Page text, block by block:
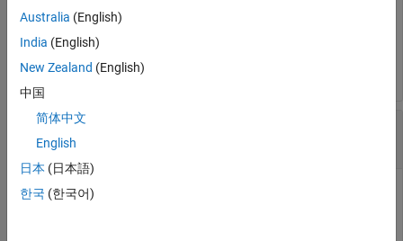
[ 0, 1, 0,  3]
[ 0, 0, 1, -3]
[ 0, 0, 0,  0]
Compute Reduced Row Echelon Form of
Symbolic Matrix
Compute the reduced row echelon form of the following
Australia (English)
India (English)
New Zealand (English)
中国
简体中文
English
日本 (日本語)
한국 (한국어)